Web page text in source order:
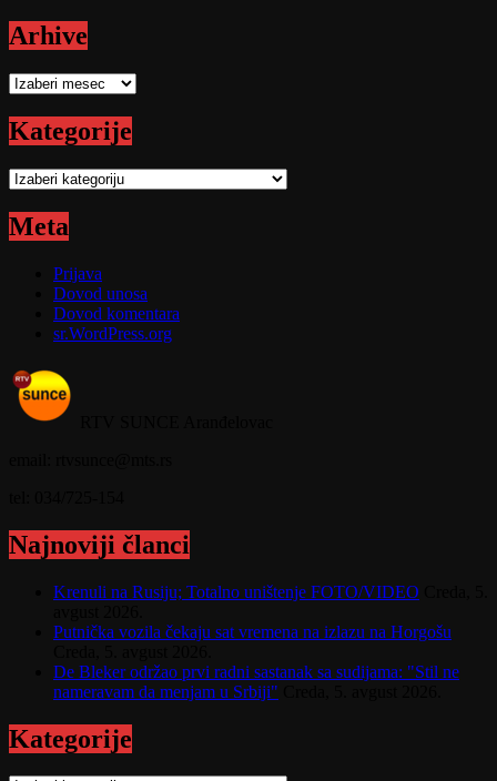
Arhive
Arhive
Kategorije
Kategorije
Meta
Prijava
Dovod unosa
Dovod komentara
sr.WordPress.org
Najnoviji članci
Krenuli na Rusiju; Totalno uništenje FOTO/VIDEO
Putnička vozila čekaju sat vremena na izlazu na Horgošu
De Bleker održao prvi radni sastanak sa sudijama: "Stil ne
nameravam da menjam u Srbiji"
Kategorije